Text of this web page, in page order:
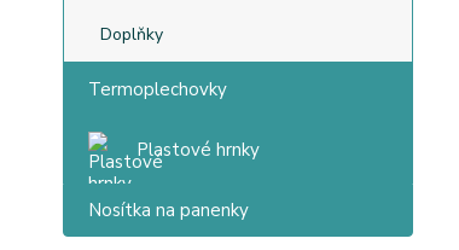
Doplňky
Termoplechovky
Plastové hrnky
Nosítka na panenky